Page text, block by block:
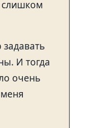
И тогда
очень